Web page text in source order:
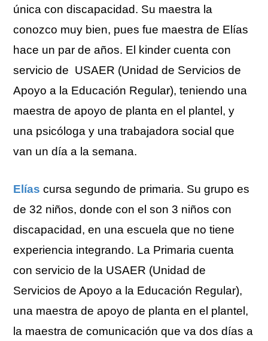
única con discapacidad. Su maestra la
conozco muy bien, pues fue maestra de Elías
hace un par de años. El kinder cuenta con
servicio de USAER (Unidad de Servicios de
Apoyo a la Educación Regular), teniendo una
maestra de apoyo de planta en el plantel, y
una psicóloga y una trabajadora social que
van un día a la semana.
Elías cursa segundo de primaria. Su grupo es
de 32 niños, donde con el son 3 niños con
discapacidad, en una escuela que no tiene
experiencia integrando. La Primaria cuenta
con servicio de la USAER (Unidad de
Servicios de Apoyo a la Educación Regular),
una maestra de apoyo de planta en el plantel,
la maestra de comunicación que va dos días a